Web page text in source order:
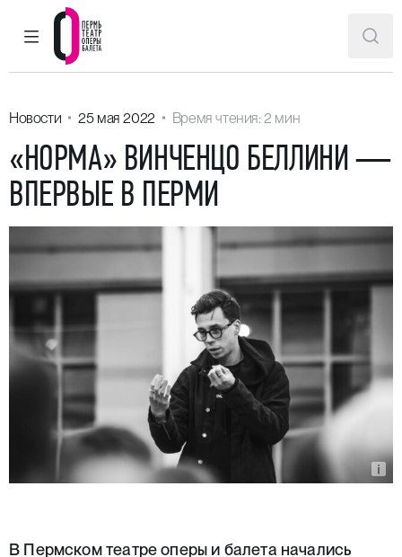
ГЛАВНОЕ МЕНЮ
Пермский театр оперы и балета
Новости 25 мая 2022 Время чтения: 2 мин
«НОРМА» ВИНЧЕНЦО БЕЛЛИНИ —
ВПЕРВЫЕ В ПЕРМИ
В Пермском театре оперы и балета начались